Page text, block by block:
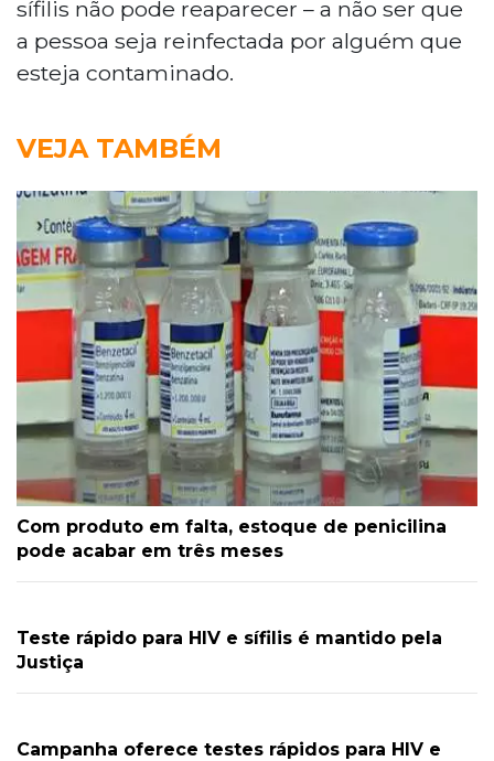
sífilis não pode reaparecer – a não ser que
a pessoa seja reinfectada por alguém que
esteja contaminado.
VEJA TAMBÉM
Com produto em falta, estoque de penicilina
pode acabar em três meses
Teste rápido para HIV e sífilis é mantido pela
Justiça
Campanha oferece testes rápidos para HIV e